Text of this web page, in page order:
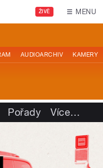
ŽIVĚ MENU
AUDIOARCHIV KAMERY
Pořady Více…